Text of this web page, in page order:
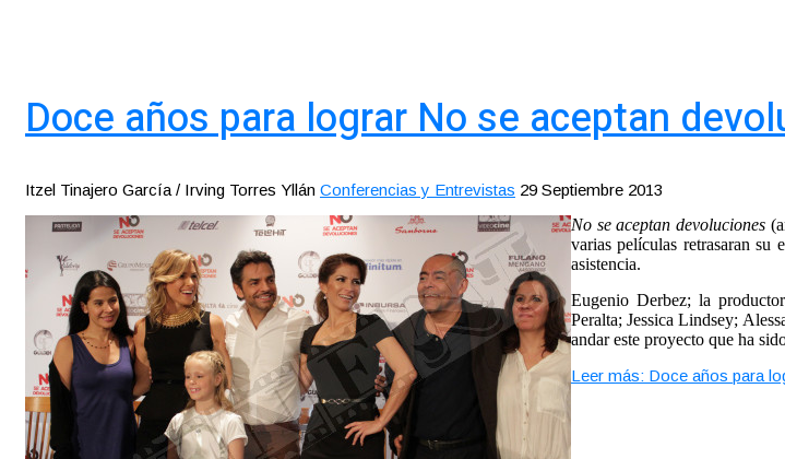
Doce años para lograr No se aceptan
Itzel Tinajero García / Irving Torres Yllán Conferencias y Entrevistas 29 Septiembre 2013
No se aceptan devoluciones
varias películas retrasaran su
asistencia.
Eugenio Derbez; la
Peralta; Jessica Lindsey;
andar este proyecto que ha
Leer más: Doce años para